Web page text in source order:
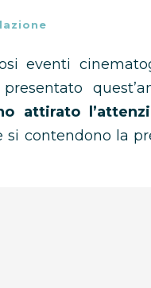
eventi
attirato
si contendono la